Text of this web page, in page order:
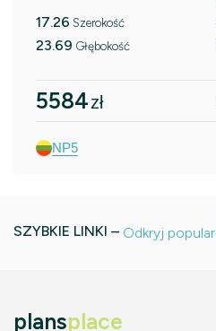
17.26 Szerokość
23.69 Głębokość
5584zł
NP5
SZYBKIE LINKI – Odkryj
plansplace